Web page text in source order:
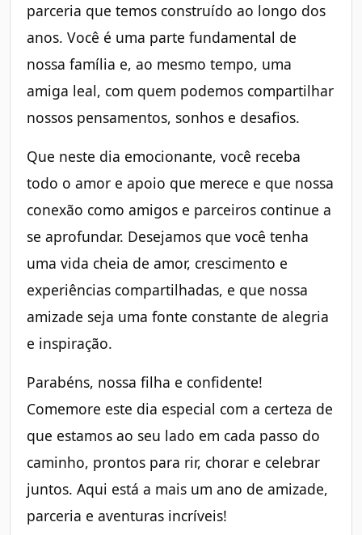
parceria que temos construído ao longo dos
anos. Você é uma parte fundamental de
nossa família e, ao mesmo tempo, uma
amiga leal, com quem podemos compartilhar
nossos pensamentos, sonhos e desafios.
Que neste dia emocionante, você receba
todo o amor e apoio que merece e que nossa
conexão como amigos e parceiros continue a
se aprofundar. Desejamos que você tenha
uma vida cheia de amor, crescimento e
experiências compartilhadas, e que nossa
amizade seja uma fonte constante de alegria
e inspiração.
Parabéns, nossa filha e confidente!
Comemore este dia especial com a certeza de
que estamos ao seu lado em cada passo do
caminho, prontos para rir, chorar e celebrar
juntos. Aqui está a mais um ano de amizade,
parceria e aventuras incríveis!